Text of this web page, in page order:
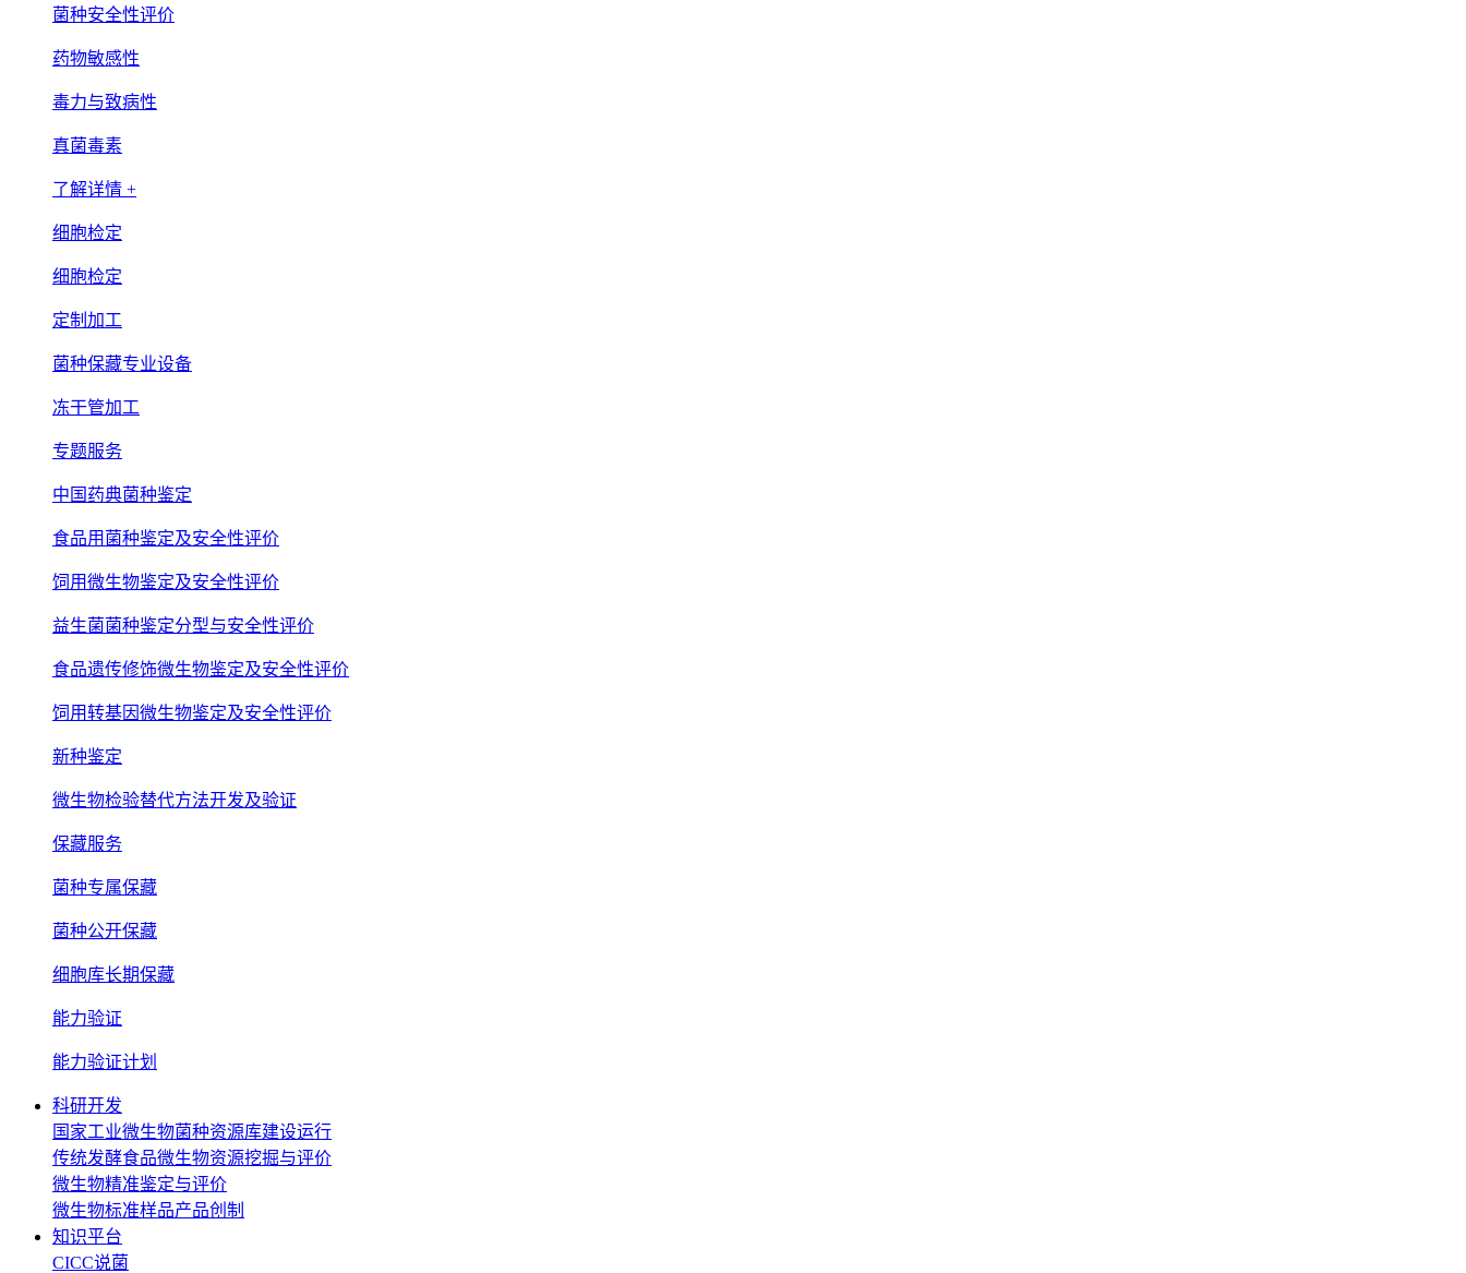
菌种安全性评价
药物敏感性
毒力与致病性
真菌毒素
了解详情 +
细胞检定
细胞检定
定制加工
菌种保藏专业设备
冻干管加工
专题服务
中国药典菌种鉴定
食品用菌种鉴定及安全性评价
饲用微生物鉴定及安全性评价
益生菌菌种鉴定分型与安全性评价
食品遗传修饰微生物鉴定及安全性评价
饲用转基因微生物鉴定及安全性评价
新种鉴定
微生物检验替代方法开发及验证
保藏服务
菌种专属保藏
菌种公开保藏
细胞库长期保藏
能力验证
能力验证计划
科研开发
国家工业微生物菌种资源库建设运行
传统发酵食品微生物资源挖掘与评价
微生物精准鉴定与评价
微生物标准样品产品创制
知识平台
CICC说菌